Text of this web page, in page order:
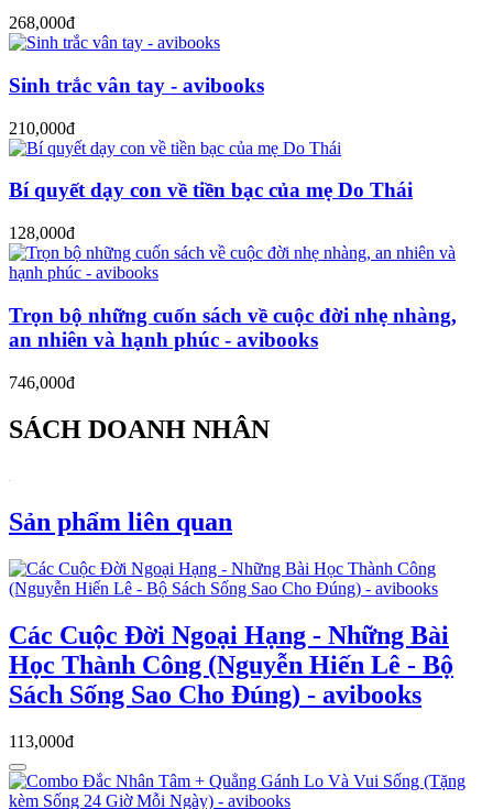
268,000đ
Sinh trắc vân tay - avibooks
210,000đ
Bí quyết dạy con về tiền bạc của mẹ Do Thái
128,000đ
Trọn bộ những cuốn sách về cuộc đời nhẹ nhàng,
an nhiên và hạnh phúc - avibooks
746,000đ
SÁCH DOANH NHÂN
Sản phẩm liên quan
Các Cuộc Đời Ngoại Hạng - Những Bài
Học Thành Công (Nguyễn Hiến Lê - Bộ
Sách Sống Sao Cho Đúng) - avibooks
113,000đ